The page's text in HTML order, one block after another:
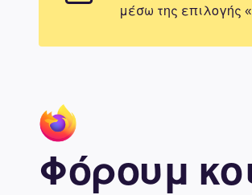
μέσω της επιλογής
Φόρουμ